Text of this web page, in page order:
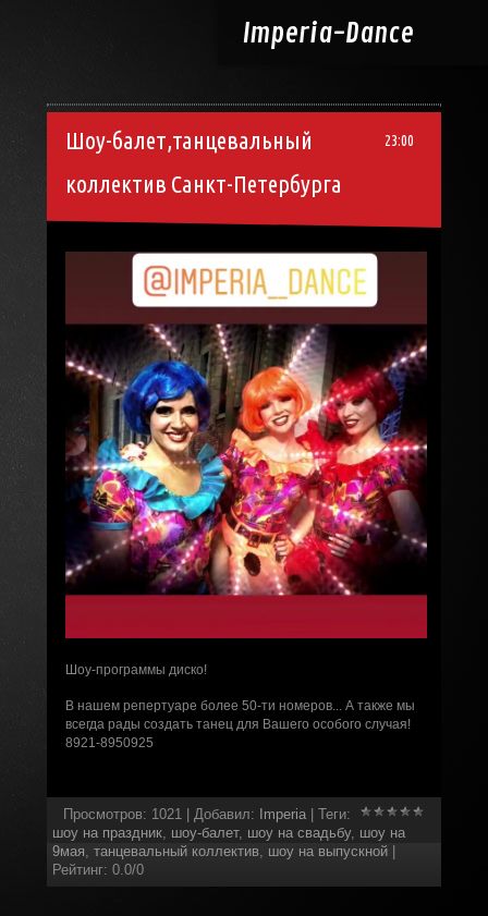
Imperia-Dance
23:00
Шоу-балет,танцевальный
коллектив Санкт-Петербурга
Шоу-программы диско!
В нашем репертуаре более 50-ти номеров... А также мы
всегда рады создать танец для Вашего особого случая!
8921-8950925
Просмотров: 1021| Добавил: Imperia Теги:
шоу на праздник, шоу-балет, шоу на свадьбу, шоу на
9мая, танцевальный коллектив, шоу на выпускной
Рейтинг: 0.0/0